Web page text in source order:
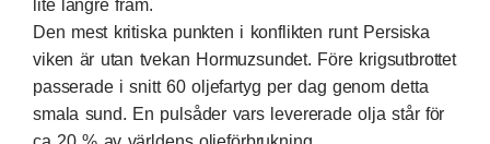
lite längre fram.
Den mest kritiska punkten i konflikten runt Persiska
viken är utan tvekan Hormuzsundet. Före krigsutbrottet
passerade i snitt 60 oljefartyg per dag genom detta
smala sund. En pulsåder vars levererade olja står för